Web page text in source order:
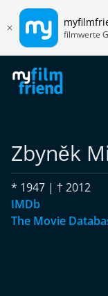
filmwerte
Zbyněk
* 1947 | † 2012
IMDb
The Movie